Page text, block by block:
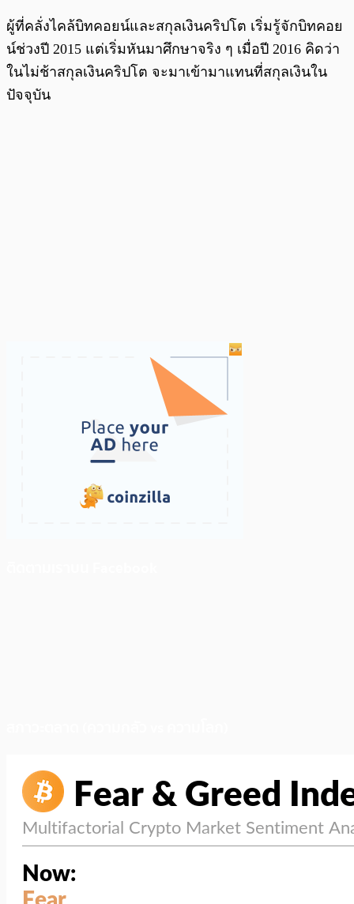
ผู้ที่คลั่งไคล้บิทคอยน์และสกุลเงินคริปโต เริ่มรู้จักบิทคอย
น์ช่วงปี 2015 แต่เริ่มหันมาศึกษาจริง ๆ เมื่อปี 2016 คิดว่า
ในไม่ช้าสกุลเงินคริปโต จะมาเข้ามาแทนที่สกุลเงินใน
ปัจจุบัน